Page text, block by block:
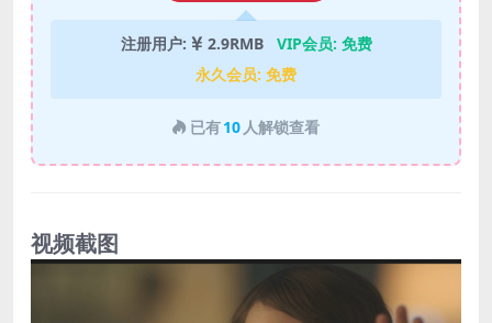
注册用户: 2.9RMB VIP会员: 免费
永久会员: 免费
已有10 人解锁查看
视频截图